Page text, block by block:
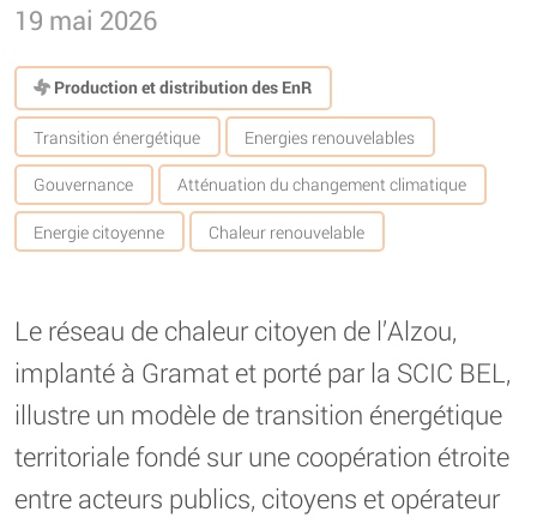
19 mai 2026
Production et distribution des EnR
Transition énergétique Energies renouvelables
Gouvernance Atténuation du changement climatique
Energie citoyenne Chaleur renouvelable
Le réseau de chaleur citoyen de l’Alzou,
implanté à Gramat et porté par la SCIC BEL,
illustre un modèle de transition énergétique
territoriale fondé sur une coopération étroite
entre acteurs publics, citoyens et opérateur